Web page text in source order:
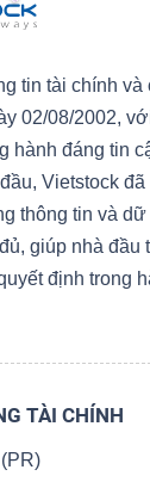
tin tài chính
02/08/2002,
hành đáng tin
Vietstock
thông tin và
giúp nhà đầu
định trong
TÀI CHÍNH